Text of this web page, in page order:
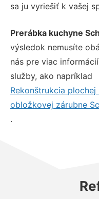
sa ju vyriešiť k vašej
Prerábka kuchyne
výsledok nemusíte
nás pre viac
služby, ako napríklad
Rekonštrukcia
obložkovej zárubne
.